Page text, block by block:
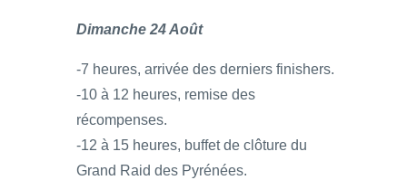
Dimanche 24 Août
-7 heures, arrivée des derniers finishers.
-10 à 12 heures, remise des
récompenses.
-12 à 15 heures, buffet de clôture du
Grand Raid des Pyrénées.